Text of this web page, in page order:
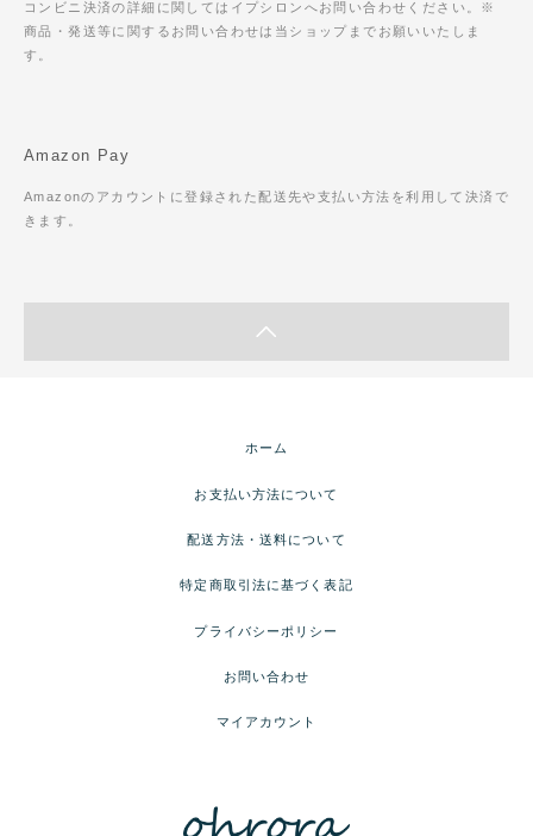
コンビニ決済の詳細に関してはイプシロンへお問い合わせください。※
商品・発送等に関するお問い合わせは当ショップまでお願いいたしま
す。
Amazon Pay
Amazonのアカウントに登録された配送先や支払い方法を利用して決済で
きます。
ホーム
お支払い方法について
配送方法・送料について
特定商取引法に基づく表記
プライバシーポリシー
お問い合わせ
マイアカウント